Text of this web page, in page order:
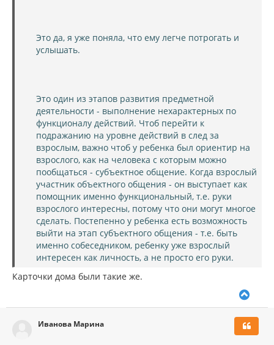
Это да, я уже поняла, что ему легче потрогать и
услышать.
Это один из этапов развития предметной
деятельности - выполнение нехарактерных по
функционалу действий. Чтоб перейти к
подражанию на уровне действий в след за
взрослым, важно чтоб у ребенка был ориентир на
взрослого, как на человека с которым можно
пообщаться - субъектное общение. Когда взрослый
участник объектного общения - он выступает как
помощник именно функциональный, т.е. руки
взрослого интересны, потому что они могут многое
сделать. Постепенно у ребенка есть возможность
выйти на этап субъектного общения - т.е. быть
именно собеседником, ребенку уже взрослый
интересен как личность, а не просто его руки.
Карточки дома были такие же.
у
Иванова Марина